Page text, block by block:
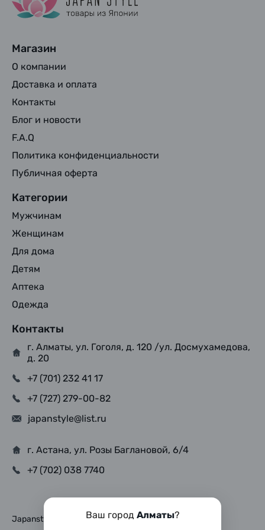
Ваш город Алматы?
Магазин
О компании
Доставка и оплата
Контакты
Блог и новости
F.A.Q
Политика конфиденциальности
Публичная оферта
Категории
Мужчинам
Женщинам
Для дома
Детям
Аптека
Одежда
Контакты
г. Алматы, ул. Гоголя, д. 120 /ул. Досмухамедова,
д. 20
+7 (701) 232 41 17
+7 (727) 279-00-82
japanstyle@list.ru
г. Астана, ул. Розы Баглановой, 6/4
+7 (702) 038 7740
Japanstyle © Copyright 2025, Все права защищены